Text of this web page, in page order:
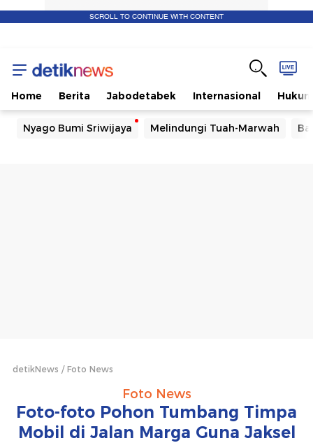
SCROLL TO CONTINUE WITH CONTENT
Home Berita Jabodetabek Internasional Hukum
Nyago Bumi Sriwijaya Melindungi Tuah-Marwah
detikNews Foto News
Foto News
Foto-foto Pohon Tumbang Timpa
Mobil di Jalan Marga Guna Jaksel